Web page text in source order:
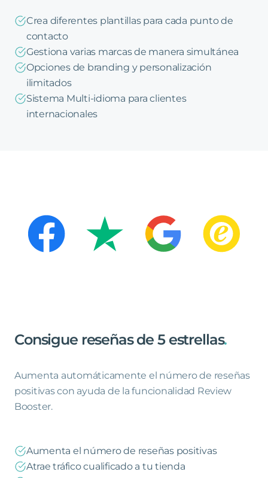
Crea diferentes plantillas para cada punto de
contacto
Gestiona varias marcas de manera simultánea
Opciones de branding y personalización
ilimitados
Sistema Multi-idioma para clientes
internacionales
Consigue reseñas de 5 estrellas.
Aumenta automáticamente el número de reseñas
positivas con ayuda de la funcionalidad Review
Booster.
Aumenta el número de reseñas positivas
Atrae tráfico cualificado a tu tienda